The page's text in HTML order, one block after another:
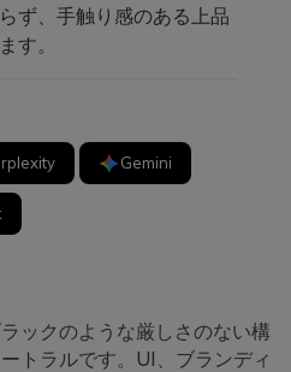
ず、手触り感のある上品
す。
Gemini
ックのような厳しさのない構
トラルです。UI、ブランディ